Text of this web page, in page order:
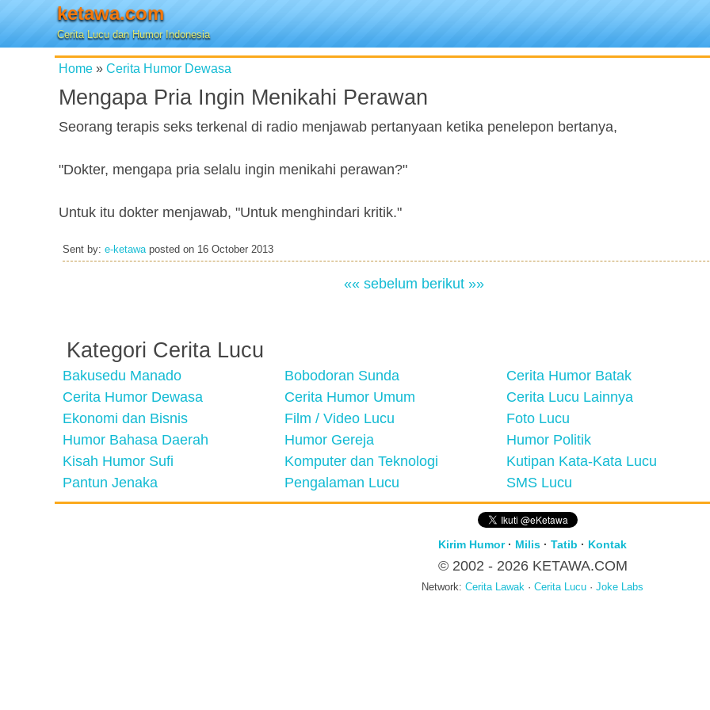
ketawa.com
Cerita Lucu dan Humor Indonesia
Home » Cerita Humor Dewasa
Mengapa Pria Ingin Menikahi Perawan
Seorang terapis seks terkenal di radio menjawab pertanyaan ketika penelepon bertanya,
"Dokter, mengapa pria selalu ingin menikahi perawan?"
Untuk itu dokter menjawab, "Untuk menghindari kritik."
Sent by: e-ketawaposted on 16 October 2013
«« sebelum berikut »»
Kategori Cerita Lucu
Bakusedu Manado Bobodoran Sunda
Cerita Humor Batak
Cerita Humor Dewasa
Cerita Humor Umum
Cerita Lucu Lainnya
Ekonomi dan Bisnis
Film / Video Lucu
Foto Lucu
Humor Bahasa Daerah
Humor Gereja
Humor Politik
Kisah Humor Sufi
Komputer dan Teknologi
Kutipan Kata-Kata Lucu
Pantun Jenaka
Pengalaman Lucu SMS Lucu
Kirim Humor· Milis · Tatib · Kontak
© 2002 - 2026 KETAWA.COM
Network: Cerita Lawak · Cerita Lucu · Joke Labs